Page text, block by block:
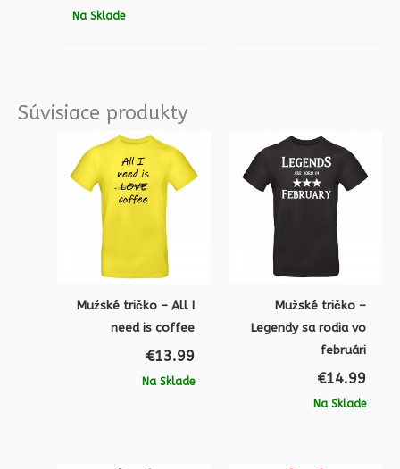
Na Sklade
Súvisiace produkty
Mužské tričko – All I
need is coffee
€13.99
Na Sklade
Mužské tričko –
Legendy sa rodia vo
februári
€14.99
Na Sklade